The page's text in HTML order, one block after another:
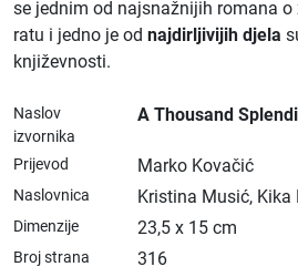
se jednim od najsnažnijih romana
ratu i jedno je od najdirljivijih djela
književnosti.
Naslov
izvornika
A Thousand
Prijevod Marko Kovačić
Naslovnica Kristina Musić, Kika
Dimenzije 23,5 x 15 cm
Broj strana 316